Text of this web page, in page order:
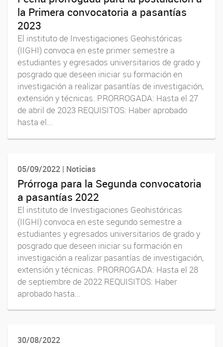
la Primera convocatoria a pasantías
2023
El instituto de Investigaciones Geohistóricas
(IIGHI) convoca en este primer semestre a
estudiantes y egresados universitarios de grado y
posgrado que deseen iniciar su formación en
investigación a realizar pasantías de investigación,
extensión y técnicas. PRORROGADA: Hasta el 27
de abril de 2023 REQUISITOS: Haber aprobado
hasta el...
05/09/2022 | Noticias
Prórroga para la Segunda convocatoria
a pasantías 2022
El instituto de Investigaciones Geohistóricas
(IIGHI) convoca en este segundo semestre a
estudiantes y egresados universitarios de grado y
posgrado que deseen iniciar su formación en
investigación a realizar pasantías de investigación,
extensión y técnicas. PRORROGADA: Hasta el 28
de septiembre de 2022 REQUISITOS: Haber
aprobado hasta...
30/08/2022